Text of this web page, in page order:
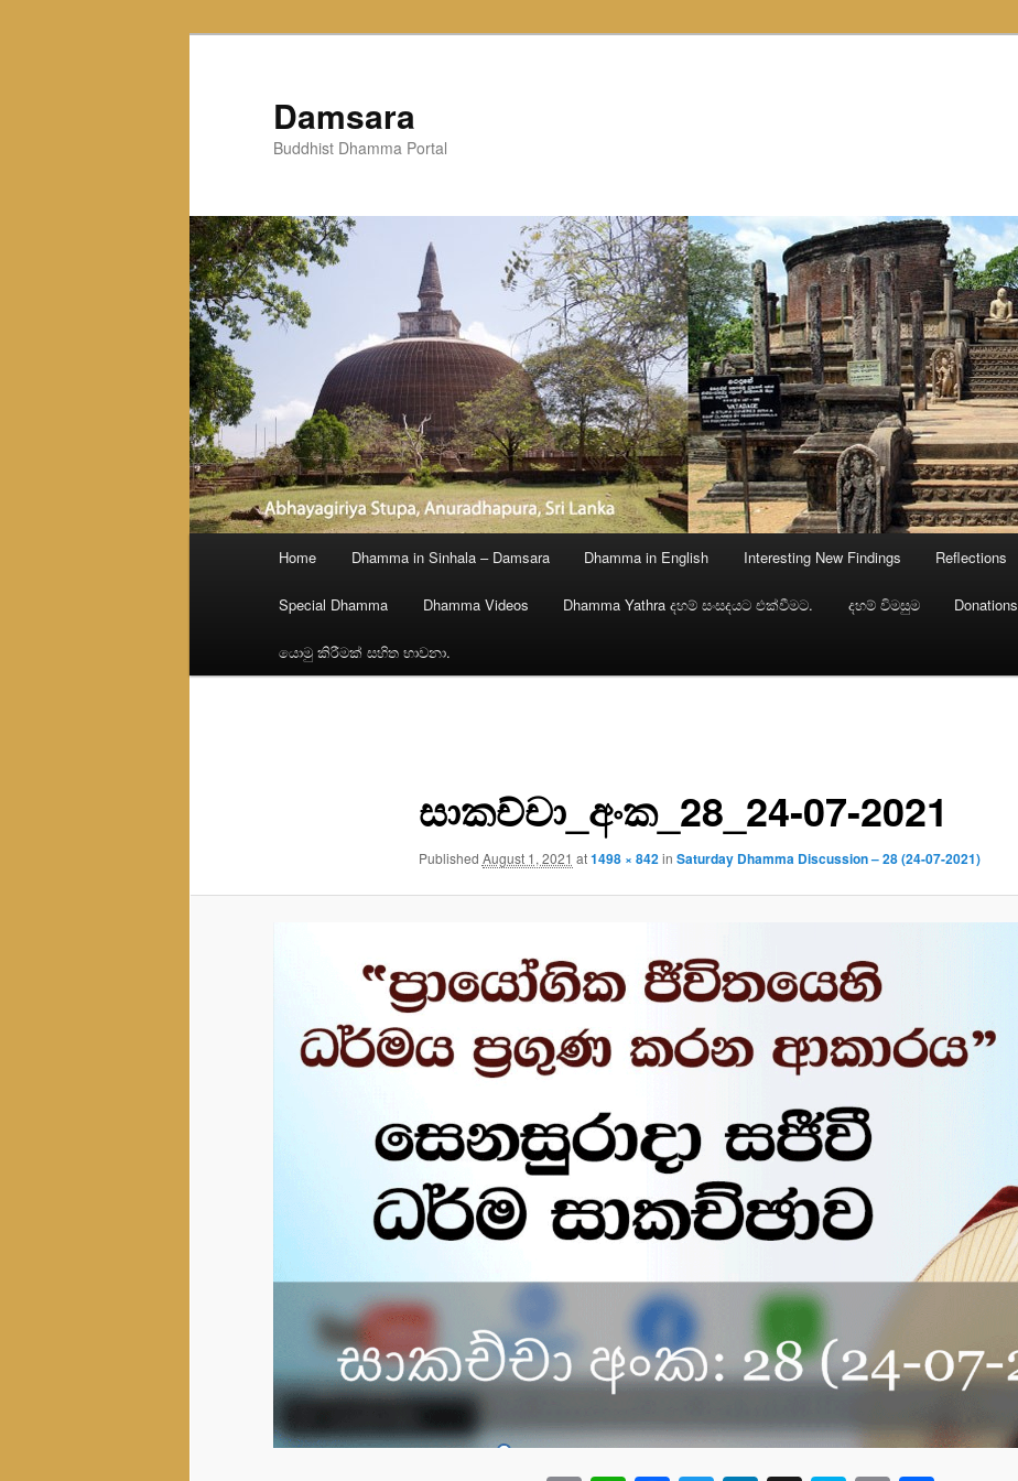
Damsara
Buddhist Dhamma Portal
Home Dhamma in Sinhala – Damsara Dhamma in English Interesting New Findings Reflections
Special Dhamma Dhamma Videos Dhamma Yathra දහම් සංසදයට එක්වීමට. දහම් විමසුම Donations
යොමු කිරීමක් සහිත භාවනා.
සාකච්චා_අංක_28_24-07-2021
Published August 1, 2021 at1498 × 842in Saturday Dhamma Discussion – 28 (24-07-2021)